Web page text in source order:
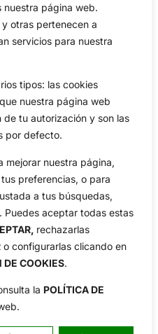
página web.
otras pertenecen a
servicios para nuestra
tipos: las cookies
nuestra página web
de tu autorización y son las
por defecto.
mejorar nuestra página,
preferencias, o para
a tus búsquedas,
Puedes aceptar todas estas
rechazarlas
o configurarlas clicando en
DE COOKIES.
la POLÍTICA DE
De Interés
| Diseño porTecnoQuatre